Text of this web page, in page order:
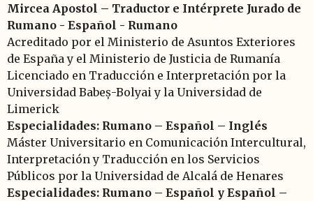
Mircea Apostol – Traductor e Intérprete Jurado de
Rumano - Español - Rumano
Acreditado por el Ministerio de Asuntos Exteriores
de España y el Ministerio de Justicia de Rumanía
Licenciado en Traducción e Interpretación por la
Universidad Babeș-Bolyai y la Universidad de
Limerick
Especialidades: Rumano – Español – Inglés
Máster Universitario en Comunicación Intercultural,
Interpretación y Traducción en los Servicios
Públicos por la Universidad de Alcalá de Henares
Especialidades: Rumano – Español y Español –